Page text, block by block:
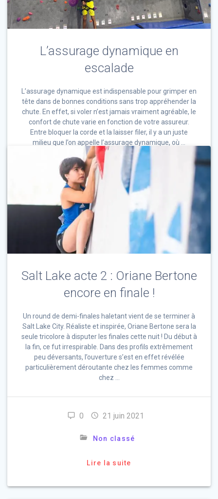
L’assurage dynamique en
escalade
L’assurage dynamique est indispensable pour grimper en
tête dans de bonnes conditions sans trop appréhender la
chute. En effet, si voler n’est jamais vraiment agréable, le
confort de chute varie en fonction de votre assureur.
Entre bloquer la corde et la laisser filer, il y a un juste
milieu que l’on appelle l’assurage dynamique, où …
0 30 juin 2021
Lire la suite
Salt Lake acte 2 : Oriane Bertone
encore en finale !
Un round de demi-finales haletant vient de se terminer à
Salt Lake City. Réaliste et inspirée, Oriane Bertone sera la
seule tricolore à disputer les finales cette nuit ! Du début à
la fin, ce fut irrespirable. Dans des profils extrêmement
peu déversants, l’ouverture s’est en effet révélée
particulièrement déroutante chez les femmes comme
chez …
0 21 juin 2021
Non classé
Lire la suite